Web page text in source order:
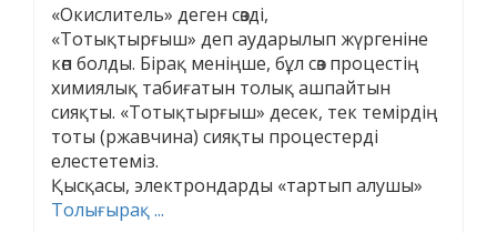
«Окислитель» деген сөзді,
«Тотықтырғыш» деп аударылып жүргеніне
көп болды. Бірақ меніңше, бұл сөз процестің
химиялық табиғатын толық ашпайтын
сияқты. «Тотықтырғыш» десек, тек темірдің
тоты (ржавчина) сияқты процестерді
елестетеміз.
Қысқасы, электрондарды «тартып алушы»
Толығырақ ...